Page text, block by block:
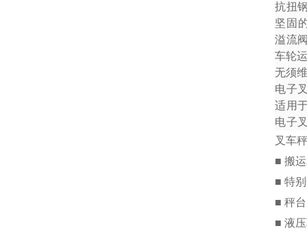
抗扭
坚固
溢流
车轮
无须
电子
适用
电子
叉车
■ 搬
■ 特
■ 秤
■ 液